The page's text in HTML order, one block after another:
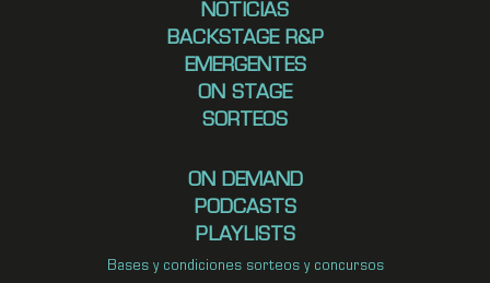
NOTICIAS
BACKSTAGE R&P
EMERGENTES
ON STAGE
SORTEOS
ON DEMAND
PODCASTS
PLAYLISTS
Bases y condiciones sorteos y concursos